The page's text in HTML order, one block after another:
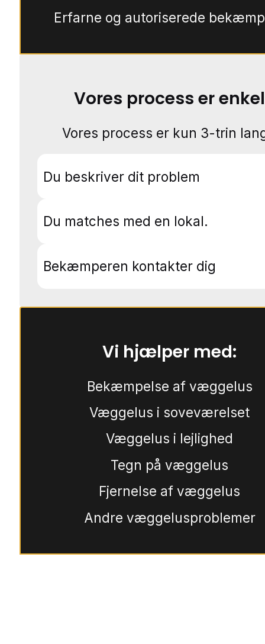
Erfarne og autoriserede
Vores process er enkel
Vores process er kun 3-trin
Du beskriver dit problem
Du matches med en lokal.
Bekæmperen kontakter dig
Vi hjælper med:
Bekæmpelse af væggelus
Væggelus i soveværelset
Væggelus i lejlighed
Tegn på væggelus
Fjernelse af væggelus
Andre væggelusproblemer